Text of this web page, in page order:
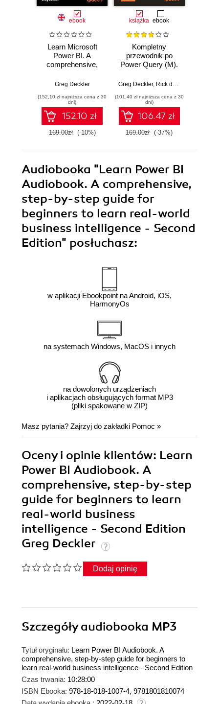
ebook
Learn Microsoft
Power BI. A
comprehensive,
guide to real-world
intelligence - Third
Edition
Greg Deckler
(152,10 zł najniższa cena z 30
dni)
152.10 zł
169.00zł (-10%)
książka ebook
Kompletny
przewodnik po
Power Query (M).
wykonywanie
przekształceń
danych
Greg Deckler, Rick de Groot
(101,40 zł najniższa cena z 30
dni)
106.47 zł
169.00zł (-37%)
Audiobooka "Learn Power BI
Audiobook. A comprehensive,
step-by-step guide for
beginners to learn real-world
business intelligence - Second
Edition" posłuchasz:
w aplikacji Ebookpoint na Android, iOS,
HarmonyOs
na systemach Windows, MacOS i innych
na dowolonych urządzeniach
i aplikacjach obsługujących format MP3
(pliki spakowane w ZIP)
Masz pytania? Zajrzyj do zakładki Pomoc »
Oceny i opinie klientów: Learn
Power BI Audiobook. A
comprehensive, step-by-step
guide for beginners to learn
real-world business
intelligence - Second Edition
Greg Deckler
Dodaj opinię
Szczegółyaudiobooka MP3
Tytuł oryginału: Learn Power BI Audiobook. A
comprehensive, step-by-step guide for beginners to
learn real-world business intelligence - Second Edition
Czas trwania: 10:28:00
ISBN Ebooka: 978-18-018-1007-4, 9781801810074